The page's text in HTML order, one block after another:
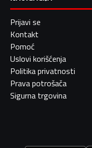
Prijavi se
Kontakt
Pomoć
Uslovi korišćenja
Politika privatnosti
Prava potrošača
Sigurna trgovina